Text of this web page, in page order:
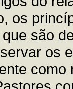
os
são
os